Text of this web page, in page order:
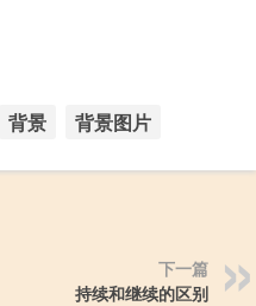
背景 背景图片
下一篇
持续和继续的区别